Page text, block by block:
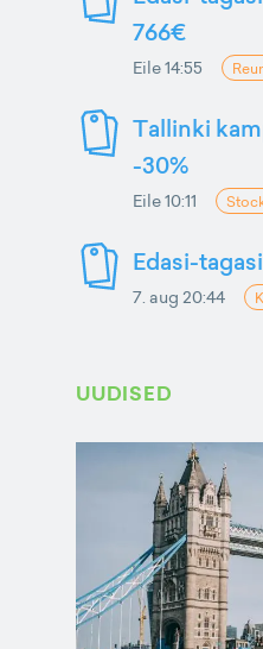
766€
Eile 14:55
Tallinki
-30%
Eile 10:11
Edasi-
7. aug 20:44
UUDISED